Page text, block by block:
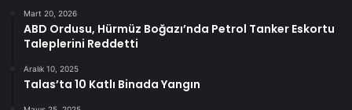
Mart 20, 2026
ABD Ordusu, Hürmüz Boğazı’nda Petrol Tanker Eskortu
Taleplerini Reddetti
Aralık 10, 2025
Talas’ta 10 Katlı Binada Yangın